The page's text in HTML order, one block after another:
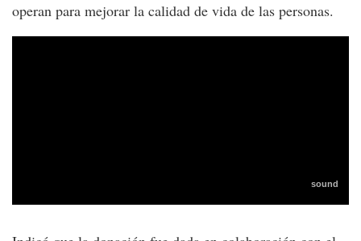
operan para mejorar la calidad de vida de las personas.